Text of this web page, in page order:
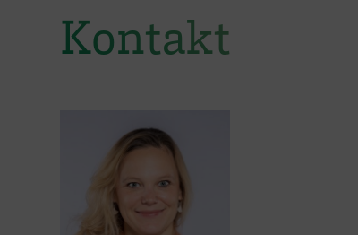
Kontakt